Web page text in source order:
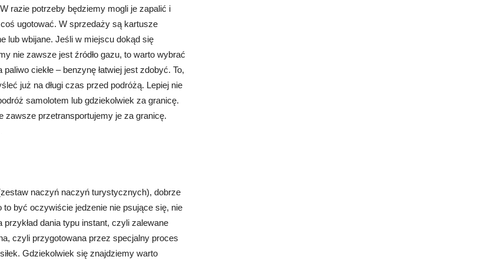
razie potrzeby będziemy mogli je zapalić i
ugotować. W sprzedaży są kartusze
lub wbijane. Jeśli w miejscu dokąd się
nie zawsze jest źródło gazu, to warto wybrać
paliwo ciekłe – benzynę łatwiej jest zdobyć. To,
już na długi czas przed podróżą. Lepiej nie
samolotem lub gdziekolwiek za granicę.
zawsze przetransportujemy je za granicę.
naczyń naczyń turystycznych), dobrze
być oczywiście jedzenie nie psujące się, nie
dania typu instant, czyli zalewane
czyli przygotowana przez specjalny proces
Gdziekolwiek się znajdziemy warto